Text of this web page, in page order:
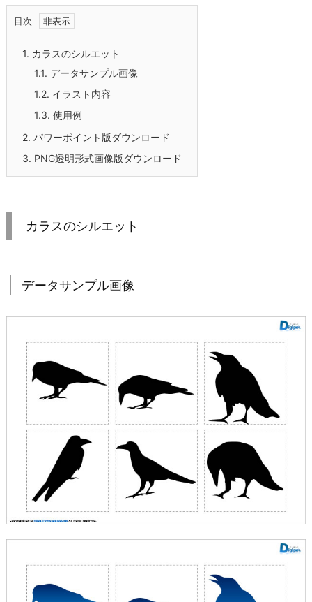
目次
1. カラスのシルエット
1.1. データサンプル画像
1.2. イラスト内容
1.3. 使用例
2. パワーポイント版ダウンロード
3. PNG透明形式画像版ダウンロード
カラスのシルエット
データサンプル画像